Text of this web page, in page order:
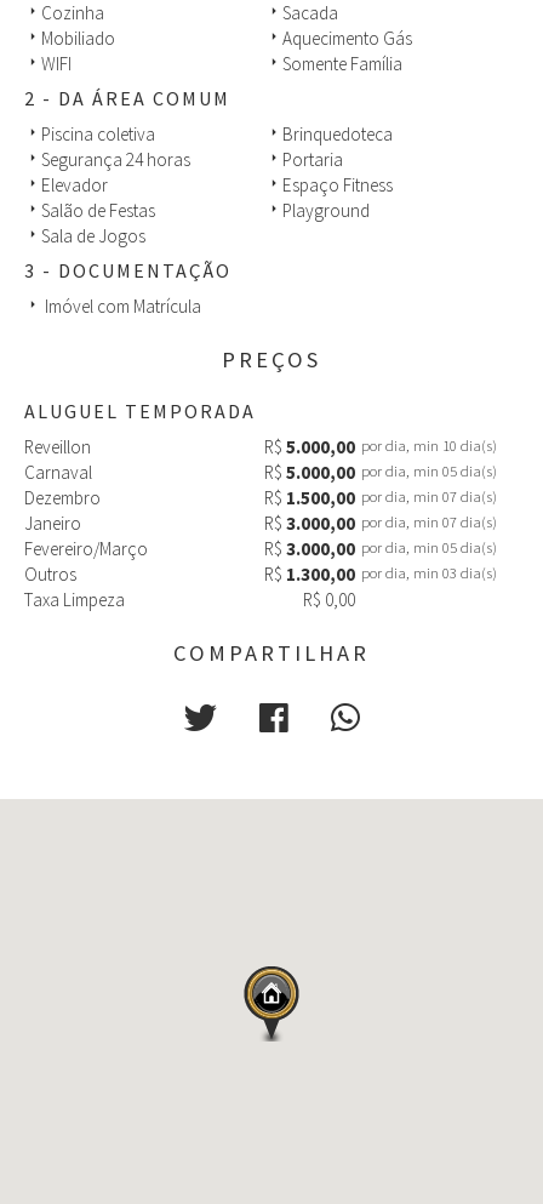
arrow_right Cozinha arrow_right Sacada
arrow_right Mobiliado arrow_right Aquecimento Gás
arrow_right WIFI arrow_right Somente Família
2 - DA ÁREA COMUM
arrow_right Piscina coletiva arrow_right Brinquedoteca
arrow_right Segurança 24 horas arrow_right Portaria
arrow_right Elevador arrow_right Espaço Fitness
arrow_right Salão de Festas arrow_right Playground
arrow_right Sala de Jogos
3 - DOCUMENTAÇÃO
arrow_right Imóvel com Matrícula
PREÇOS
ALUGUEL TEMPORADA
Reveillon R$ 5.000,00 por dia, min 10 dia(s)
Carnaval R$ 5.000,00 por dia, min 05 dia(s)
Dezembro R$ 1.500,00 por dia, min 07 dia(s)
Janeiro R$ 3.000,00 por dia, min 07 dia(s)
Fevereiro/Março R$ 3.000,00 por dia, min 05 dia(s)
Outros R$ 1.300,00 por dia, min 03 dia(s)
Taxa Limpeza R$ 0,00
COMPARTILHAR